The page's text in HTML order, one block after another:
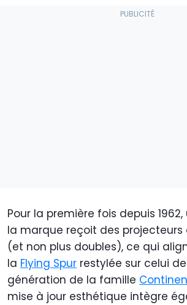
Pour la première fois depuis
la marque reçoit des projecteurs
(et non plus doubles), ce qui
la Flying Spur restylée sur celui
génération de la famille
mise à jour esthétique intègre